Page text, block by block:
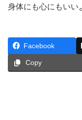
身体にも心にもいい
Facebook
Copy